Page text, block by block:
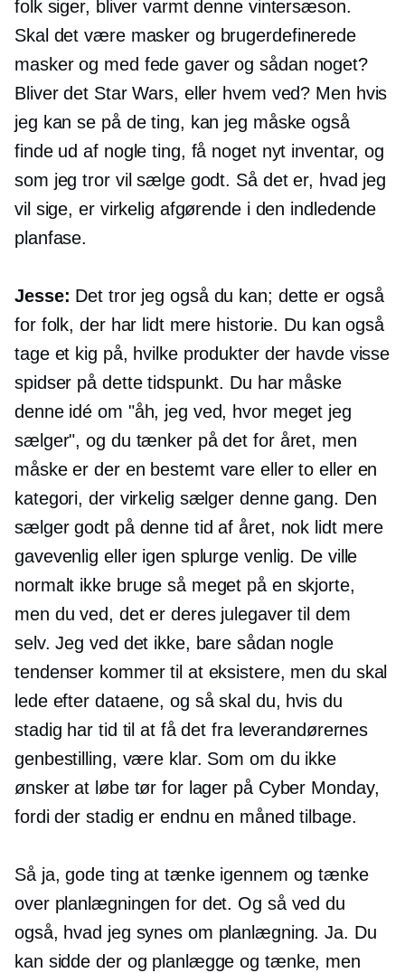
folk siger, bliver varmt denne vintersæson.
Skal det være masker og brugerdefinerede
masker og med fede gaver og sådan noget?
Bliver det Star Wars, eller hvem ved? Men hvis
jeg kan se på de ting, kan jeg måske også
finde ud af nogle ting, få noget nyt inventar, og
som jeg tror vil sælge godt. Så det er, hvad jeg
vil sige, er virkelig afgørende i den indledende
planfase.
Jesse: Det tror jeg også du kan; dette er også
for folk, der har lidt mere historie. Du kan også
tage et kig på, hvilke produkter der havde visse
spidser på dette tidspunkt. Du har måske
denne idé om "åh, jeg ved, hvor meget jeg
sælger", og du tænker på det for året, men
måske er der en bestemt vare eller to eller en
kategori, der virkelig sælger denne gang. Den
sælger godt på denne tid af året, nok lidt mere
gavevenlig eller igen splurge venlig. De ville
normalt ikke bruge så meget på en skjorte,
men du ved, det er deres julegaver til dem
selv. Jeg ved det ikke, bare sådan nogle
tendenser kommer til at eksistere, men du skal
lede efter dataene, og så skal du, hvis du
stadig har tid til at få det fra leverandørernes
genbestilling, være klar. Som om du ikke
ønsker at løbe tør for lager på Cyber ​​Monday,
fordi der stadig er endnu en måned tilbage.
Så ja, gode ting at tænke igennem og tænke
over planlægningen for det. Og så ved du
også, hvad jeg synes om planlægning. Ja. Du
kan sidde der og planlægge og tænke, men